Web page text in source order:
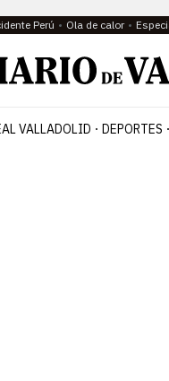
Perú Ola de calor
VALLADOLID DEPORTES